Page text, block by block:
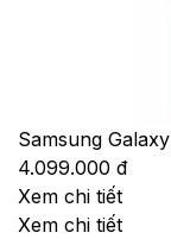
Samsung
4.099.000 đ
Xem chi tiết
Xem chi tiết